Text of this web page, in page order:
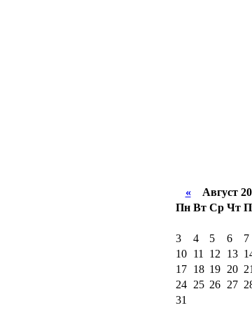
«Август
Пн Вт Ср Чт
3
4 5 6 7
10
11 12 13
17
18 19 20 21
24
25 26 27
31